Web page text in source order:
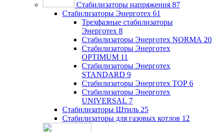
Стабилизаторы напряжения 87
Стабилизаторы Энерготех 61
Трехфазные стабилизаторы
Энерготех 8
Стабилизаторы Энерготех NORMA 20
Стабилизаторы Энерготех
OPTIMUM 11
Стабилизаторы Энерготех
STANDARD 9
Стабилизаторы Энерготех TOP 6
Стабилизаторы Энерготех
UNIVERSAL 7
Стабилизаторы Штиль 25
Стабилизаторы для газовых котлов 12